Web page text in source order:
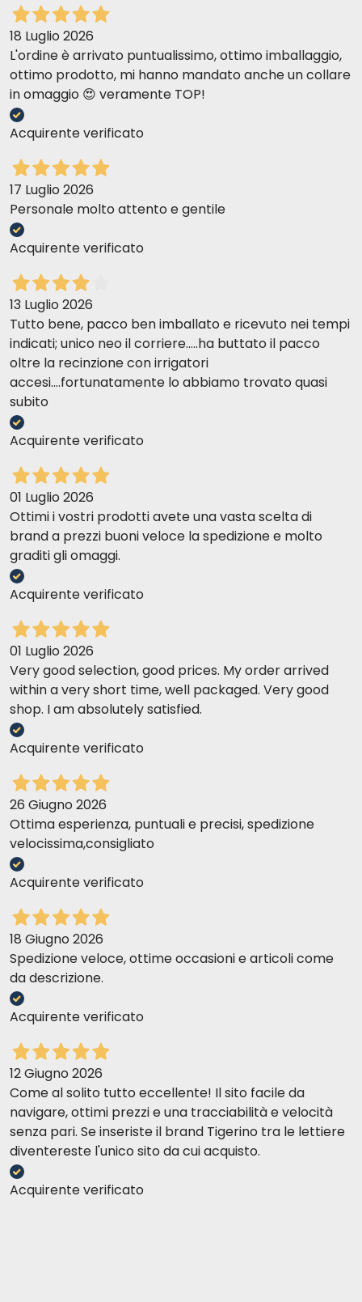
18 Luglio 2026
L'ordine è arrivato puntualissimo, ottimo imballaggio,
ottimo prodotto, mi hanno mandato anche un collare
in omaggio 😍 veramente TOP!
Acquirente verificato
17 Luglio 2026
Personale molto attento e gentile
Acquirente verificato
13 Luglio 2026
Tutto bene, pacco ben imballato e ricevuto nei tempi
indicati; unico neo il corriere.....ha buttato il pacco
oltre la recinzione con irrigatori
accesi....fortunatamente lo abbiamo trovato quasi
subito
Acquirente verificato
01 Luglio 2026
Ottimi i vostri prodotti avete una vasta scelta di
brand a prezzi buoni veloce la spedizione e molto
graditi gli omaggi.
Acquirente verificato
01 Luglio 2026
Very good selection, good prices. My order arrived
within a very short time, well packaged. Very good
shop. I am absolutely satisfied.
Acquirente verificato
26 Giugno 2026
Ottima esperienza, puntuali e precisi, spedizione
velocissima,consigliato
Acquirente verificato
18 Giugno 2026
Spedizione veloce, ottime occasioni e articoli come
da descrizione.
Acquirente verificato
12 Giugno 2026
Come al solito tutto eccellente! Il sito facile da
navigare, ottimi prezzi e una tracciabilità e velocità
senza pari. Se inseriste il brand Tigerino tra le lettiere
diventereste l'unico sito da cui acquisto.
Acquirente verificato